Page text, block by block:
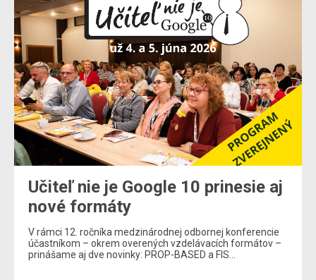
Učiteľ nie je Google 10 prinesie aj
nové formáty
V rámci 12. ročníka medzinárodnej odbornej konferencie
účastníkom – okrem overených vzdelávacích formátov –
prinášame aj dve novinky: PROP-BASED a FIS...